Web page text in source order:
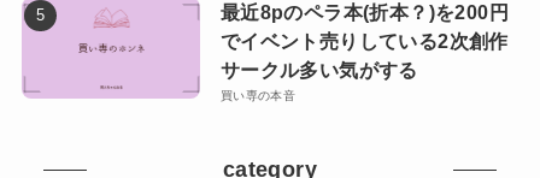
最近8pのペラ本(折本？)を200円
でイベント売りしている2次創作
サークル多い気がする
買い専の本音
category